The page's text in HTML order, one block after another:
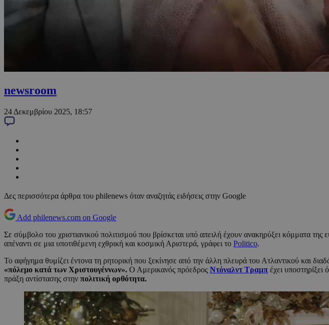
newsroom
24 Δεκεμβρίου 2025, 18:57
Δες περισσότερα άρθρα του philenews όταν αναζητάς ειδήσεις στην Google
Add philenews.com on Google
Σε σύμβολο του χριστιανικού πολιτισμού που βρίσκεται υπό απειλή έχουν ανακηρύξει κόμματα
απέναντι σε μια υποτιθέμενη εχθρική και κοσμική Αριστερά, γράφει το Politico.
Το αφήγημα θυμίζει έντονα τη ρητορική που ξεκίνησε από την άλλη πλευρά του Ατλαντικού και
«πόλεμο κατά των Χριστουγέννων». Ο Αμερικανός πρόεδρος Ντόναλντ Τραμπ έχει
πράξη αντίστασης στην πολιτική ορθότητα.